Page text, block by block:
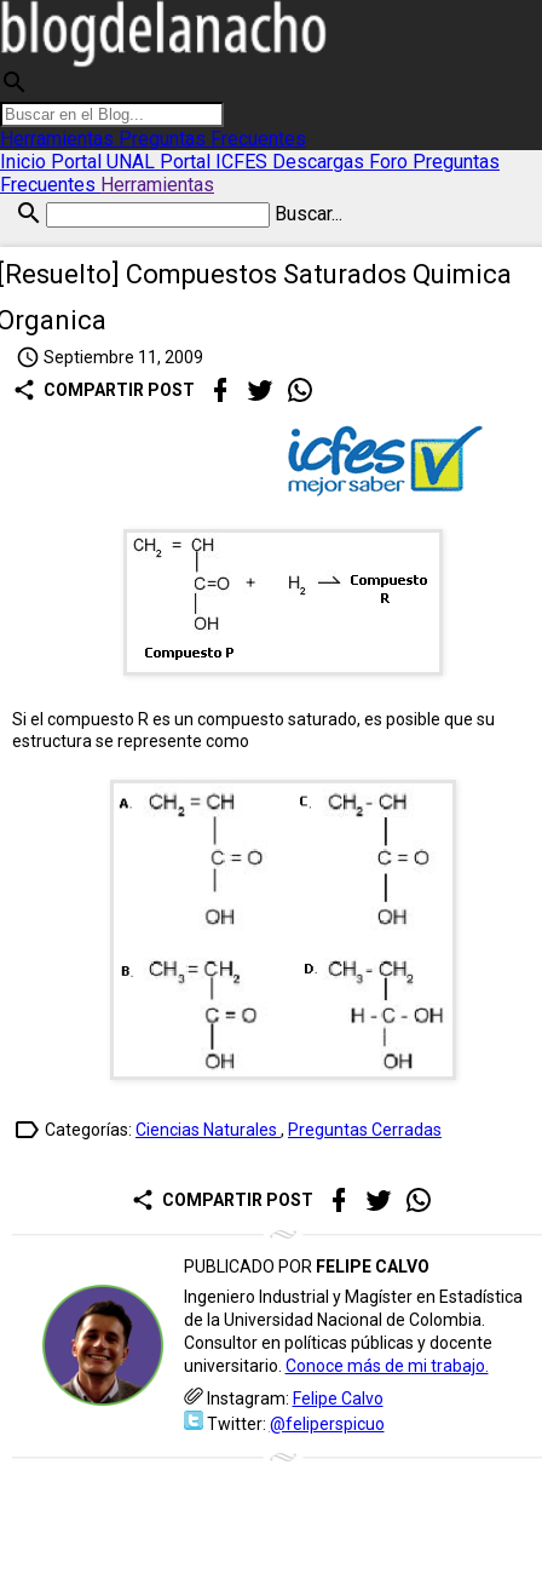
search
Herramientas Preguntas Frecuentes
Inicio Portal UNAL Portal ICFES Descargas Foro Preguntas
Frecuentes Herramientas
search Buscar...
Compuestos Saturados Quimica
access_time Septiembre 11, 2009
share COMPARTIR POST
Si el compuesto R es un compuesto saturado, es posible que su
estructura se represente como
label_outline Categorías: Ciencias Naturales , Preguntas Cerradas
share COMPARTIR POST
PUBLICADO POR FELIPE CALVO
Ingeniero Industrial y Magíster en Estadística
de la Universidad Nacional de Colombia.
Consultor en políticas públicas y docente
universitario. Conoce más de mi trabajo.
Instagram: Felipe Calvo
Twitter: @feliperspicuo